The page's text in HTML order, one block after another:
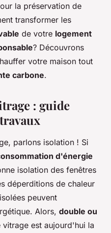
la préservation de
transformer les
de votre logement
? Découvrons
votre maison tout
carbone.
: guide
parlons isolation ! Si
d'énergie
isolation des fenêtres
déperditions de chaleur
peuvent
Alors, double ou
vitrage est aujourd'hui la